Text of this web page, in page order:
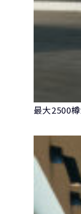
最大2500